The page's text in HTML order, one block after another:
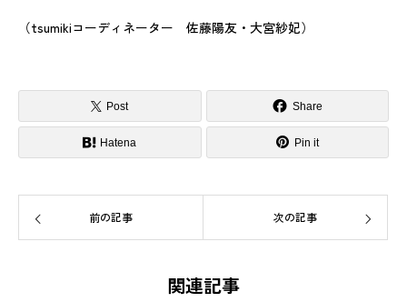
（tsumikiコーディネーター 佐藤陽友・大宮紗妃）
Post Share
Hatena Pin it
前の記事 次の記事
関連記事